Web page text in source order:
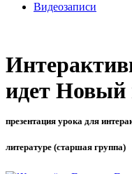
Видеозаписи
идет Новый
презентация урока для
литературе (старшая группа)